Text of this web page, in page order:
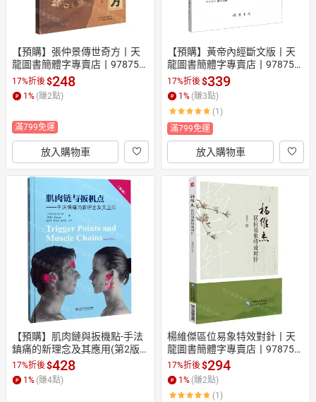
【預購】張仲景傳世奇方丨天
龍圖書簡體字專賣店丨978757
4235267 (tl2610)
17%折後$248
1% (賺2點)
滿799免運
放入購物車
【預購】黃帝內經斷文版丨天
龍圖書簡體字專賣店丨978751
2066304 (tl2604)
17%折後$339
1% (賺3點)
(1)
滿799免運
放入購物車
【預購】肌肉鏈與扳機點-手法
鎮痛的新理念及其應用(第2版)
(精)丨天龍圖書簡體字專賣店丨
9787572301346 (tl2608_山東
書展)
17%折後$428
1 % (賺4點)
楊維傑區位易象特效對針丨天
龍圖書簡體字專賣店丨978752
1448245 (tl2607)
17%折後$294
1 % (賺2點)
(1)